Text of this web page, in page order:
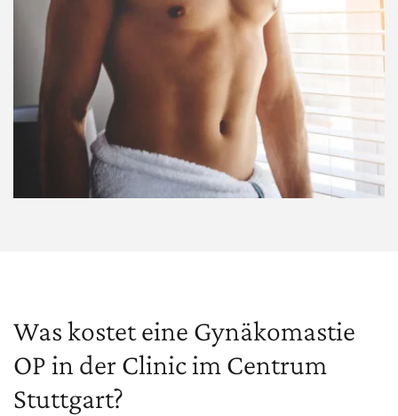
Was kostet eine Gynäkomastie
OP in der Clinic im Centrum
Stuttgart?